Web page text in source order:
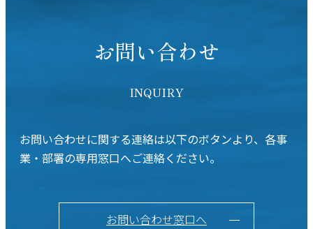
お問い合わせ
INQUIRY
お問い合わせに関する連絡は以下のボタンより、各事
業・部署の専用窓口へご連絡ください。
お問い合わせ窓口へ